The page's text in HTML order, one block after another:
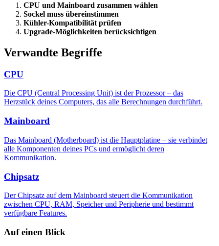
CPU und Mainboard zusammen wählen
Sockel muss übereinstimmen
Kühler-Kompatibilität prüfen
Upgrade-Möglichkeiten berücksichtigen
Verwandte Begriffe
CPU
Die CPU (Central Processing Unit) ist der Prozessor – das
Herzstück deines Computers, das alle Berechnungen durchführt.
Mainboard
Das Mainboard (Motherboard) ist die Hauptplatine – sie verbindet
alle Komponenten deines PCs und ermöglicht deren
Kommunikation.
Chipsatz
Der Chipsatz auf dem Mainboard steuert die Kommunikation
zwischen CPU, RAM, Speicher und Peripherie und bestimmt
verfügbare Features.
Auf einen Blick